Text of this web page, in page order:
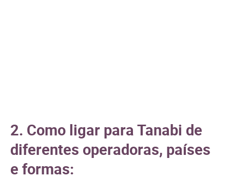
2. Como ligar para Tanabi de
diferentes operadoras, países
e formas: